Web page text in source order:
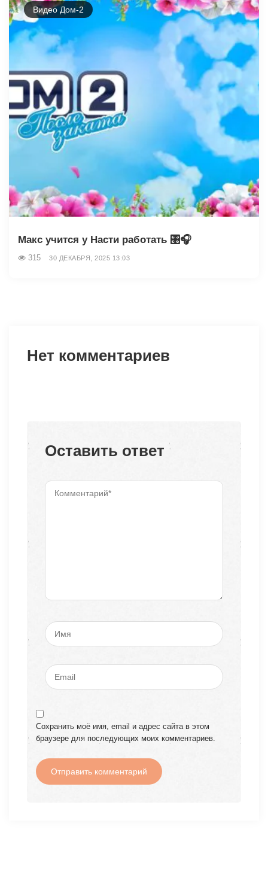
Видео Дом-2
Макс учится у Насти работать 🎛🎧
315 30 ДЕКАБРЯ, 2025 13:03
Нет комментариев
Оставить ответ
Сохранить моё имя, email и адрес сайта в этом
браузере для последующих моих комментариев.